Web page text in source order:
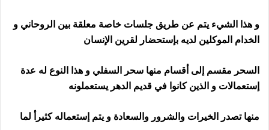
و هذا الشيء يتم عن طريق جلسات خاصة معلقة بين الروحاني و
الخدام الموكلين لديه بإستحضار لقرين الإنسان
السحر مقسم إلى أقسام منها سحر السفلي و هذا النوع له عدة
إستعمالات و الذين كانوا في قديم الدهر يستعملونه
منها تصدر الخيرات والشرور والسعادة و يتم إستعماله كثيرأ لما